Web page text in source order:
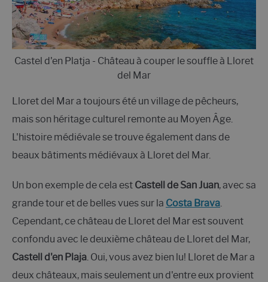
Castel d'en Platja - Château à couper le souffle à Lloret
del Mar
Lloret del Mar a toujours été un village de pêcheurs,
mais son héritage culturel remonte au Moyen Âge.
L'histoire médiévale se trouve également dans de
beaux bâtiments médiévaux à Lloret del Mar.
Un bon exemple de cela est Castell de San Juan, avec sa
grande tour et de belles vues sur la Costa Brava.
Cependant, ce château de Lloret del Mar est souvent
confondu avec le deuxième château de Lloret del Mar,
Castell d'en Plaja. Oui, vous avez bien lu! Lloret de Mar a
deux châteaux, mais seulement un d'entre eux provient